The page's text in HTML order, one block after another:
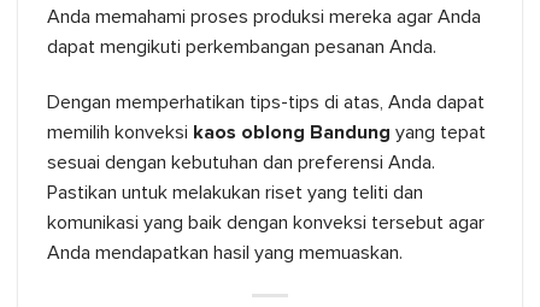
Anda memahami proses produksi mereka agar Anda
dapat mengikuti perkembangan pesanan Anda.
Dengan memperhatikan tips-tips di atas, Anda dapat
memilih konveksi kaos oblong Bandung yang tepat
sesuai dengan kebutuhan dan preferensi Anda.
Pastikan untuk melakukan riset yang teliti dan
komunikasi yang baik dengan konveksi tersebut agar
Anda mendapatkan hasil yang memuaskan.